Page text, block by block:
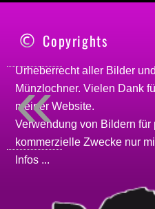
Copyrights
Urheberrecht aller Bilder
Münzlochner. Vielen Dank
meinerWebsite.
Verwendung von Bildern für
kommerzielle Zwecke nur
Infos ...
«